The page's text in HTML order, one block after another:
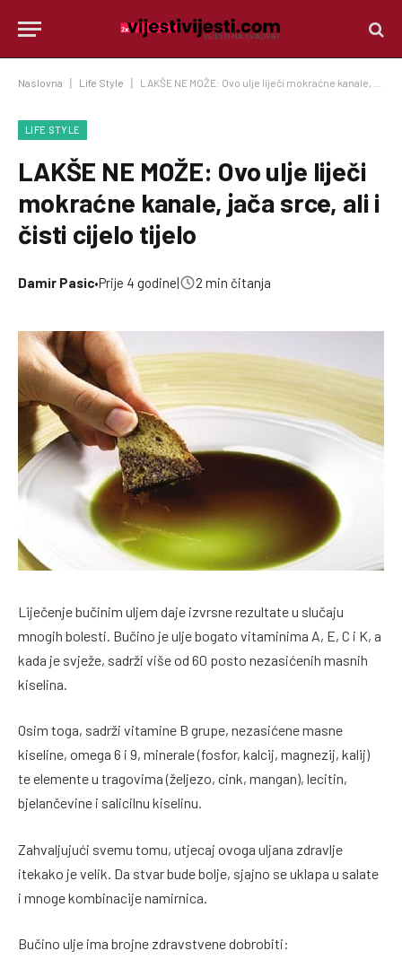
Naslovna Life Style LAKŠE NE MOŽE: Ovo ulje liječi mokraćne kanale, jača srce, ali i čisti cijelo tijelo
LIFE STYLE
LAKŠE NE MOŽE: Ovo ulje liječi
mokraćne kanale, jača srce, ali i
čisti cijelo tijelo
Damir Pasic•Prije 4 godine| 2 min čitanja
Liječenje bučinim uljem daje izvrsne rezultate u slučaju
mnogih bolesti. Bučino je ulje bogato vitaminima A, E, C i K, a
kada je svježe, sadrži više od 60 posto nezasićenih masnih
kiselina.
Osim toga, sadrži vitamine B grupe, nezasićene masne
kiseline, omega 6 i 9, minerale (fosfor, kalcij, magnezij, kalij)
te elemente u tragovima (željezo, cink, mangan), lecitin,
bjelančevine i salicilnu kiselinu.
Zahvaljujući svemu tomu, utjecaj ovoga uljana zdravlje
itekako je velik. Da stvar bude bolje, sjajno se uklapa u salate
i mnoge kombinacije namirnica.
Bučino ulje ima brojne zdravstvene dobrobiti: